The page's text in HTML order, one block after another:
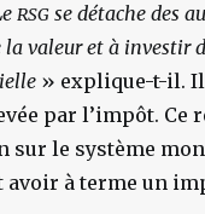
RSG se détache des
la valeur et à investir
» explique-t-il.
par l’impôt. Ce
sur le système
à terme un